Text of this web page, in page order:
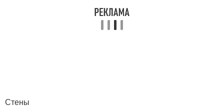
Стены